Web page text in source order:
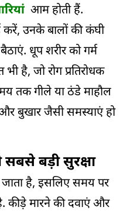
आम होती हैं.
उनके बालों की कंघी
धूप शरीर को गर्म
है, जो रोग प्रतिरोधक
तक गीले या ठंडे माहौल
बुखार जैसी समस्याएं हो
बड़ी सुरक्षा
जाता है, इसलिए समय पर
कीड़े मारने की दवाएं और